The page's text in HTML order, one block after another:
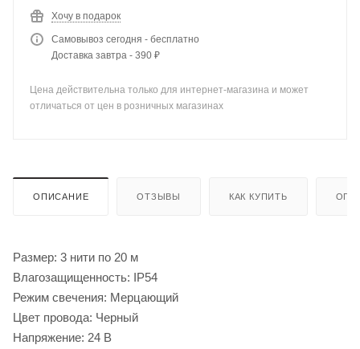
Хочу в подарок
Самовывоз сегодня - бесплатно
Доставка завтра - 390 ₽
Цена действительна только для интернет-магазина и может
отличаться от цен в розничных магазинах
ОПИСАНИЕ ОТЗЫВЫ КАК КУПИТЬ
Размер: 3 нити по 20 м
Влагозащищенность: IP54
Режим свечения: Мерцающий
Цвет провода: Черный
Напряжение: 24 В